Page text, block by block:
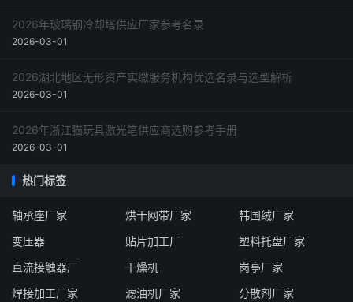
2026年玻璃钢冷却塔供应厂家参考名录
2026-03-01
2026湖北地区无形资产实缴服务机构优选名录与选型解析
2026-03-01
2026年浙江猫玩具激光笔供应商选购参考手册
2026-03-01
热门标签
轴承座厂家 烘干网带厂家
韩国绒厂家
变压器
贴片加工厂
塑料托盘厂家
直流接触器厂
干燥机
岗亭厂家
焊接加工厂家
滤油机厂家
分散剂厂家